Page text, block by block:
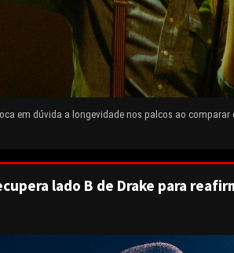
em dúvida a longevidade nos palcos ao
lado B de Drake para